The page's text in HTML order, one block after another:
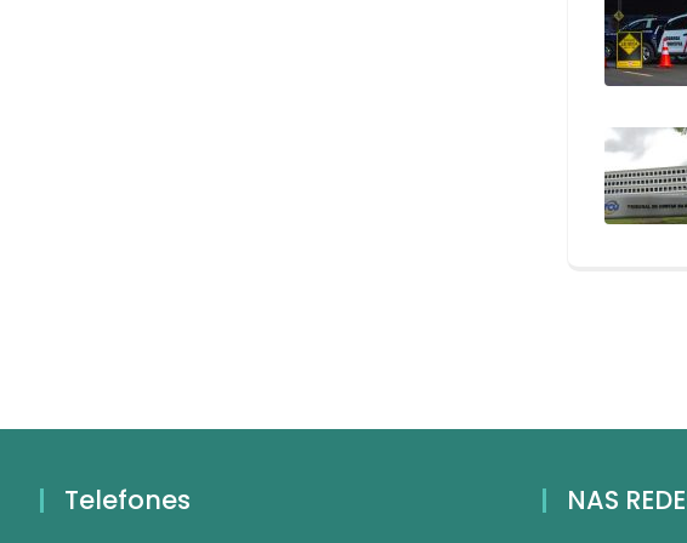
Telefones NAS